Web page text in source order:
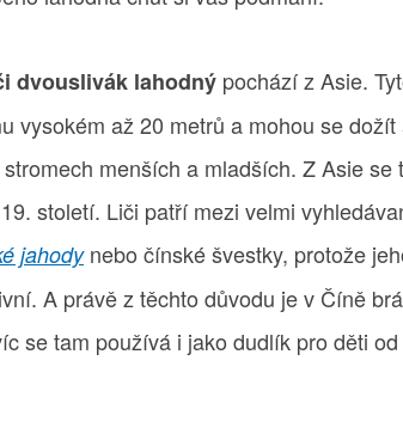
dvouslivák lahodný pochází z Asie.
vysokém až 20 metrů a mohou se dožít
menších a mladších. Z Asie se
století. Liči patří mezi velmi
jahodynebo čínské švestky, protože
A právě z těchto důvodu je v Číně
se tam používá i jako dudlík pro děti od